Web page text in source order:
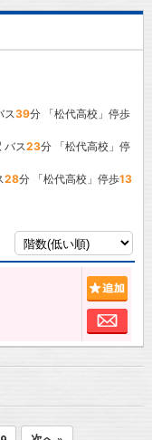
ス39分 「松代高校」停歩
バス23分 「松代高校」停
28分 「松代高校」停歩13
お